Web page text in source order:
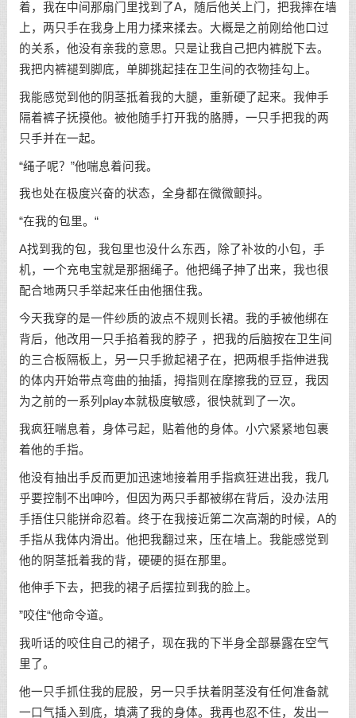
着，我在中间那扇门里找到了A，随后他关上门，把我摔在墙
上，两只手在我身上用力揉来揉去。大概是之前刚给他口过
的关系，他没有亲我的意思。只是让我自己把内裤脱下去。
我把内裤褪到脚底，单脚挑起挂在卫生间的衣物挂勾上。
我能感觉到他的阴茎抵着我的大腿，重新硬了起来。我伸手
隔着裤子抚摸他。被他随手打开我的胳膊，一只手把我的两
只手并在一起。
“绳子呢？”他喘息着问我。
我也处在极度兴奋的状态，全身都在微微颤抖。
“在我的包里。“
A找到我的包，我包里也没什么东西，除了补妆的小包，手
机，一个充电宝就是那捆绳子。他把绳子抻了出来，我也很
配合地两只手举起来任由他捆住我。
今天我穿的是一件纱质的波点不规则长裙。我的手被他绑在
背后，他改用一只手掐着我的脖子 ，把我的后脑按在卫生间
的三合板隔板上，另一只手掀起裙子在，把两根手指伸进我
的体内开始带点弯曲的抽插，拇指则在摩擦我的豆豆，我因
为之前的一系列play本就极度敏感，很快就到了一次。
我疯狂喘息着，身体弓起，贴着他的身体。小穴紧紧地包裹
着他的手指。
他没有抽出手反而更加迅速地接着用手指疯狂进出我，我几
乎要控制不出呻吟，但因为两只手都被绑在背后，没办法用
手捂住只能拼命忍着。终于在我接近第二次高潮的时候，A的
手指从我体内滑出。他把我翻过来，压在墙上。我能感觉到
他的阴茎抵着我的背，硬硬的挺在那里。
他伸手下去，把我的裙子后摆拉到我的脸上。
”咬住“他命令道。
我听话的咬住自己的裙子，现在我的下半身全部暴露在空气
里了。
他一只手抓住我的屁股，另一只手扶着阴茎没有任何准备就
一口气插入到底，填满了我的身体。我再也忍不住，发出一